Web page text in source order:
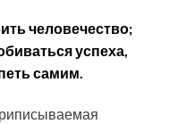
человечество;
успеха,
самим.